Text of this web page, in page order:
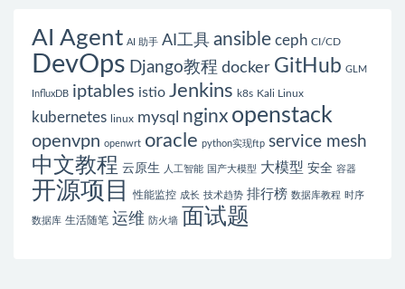
AI Agent AI 助手 AI工具 ansible ceph CI/CD
DevOps Django教程 docker GitHub GLM
InfluxDB iptables istio Jenkins k8s Kali Linux
kubernetes linux mysql nginx openstack
openvpn openwrt oracle python实现ftp service mesh
中文教程 云原生 人工智能 国产大模型 大模型 安全 容器
开源项目 性能监控 成长 技术趋势 排行榜 数据库教程 时序
数据库 生活随笔 运维 防火墙 面试题